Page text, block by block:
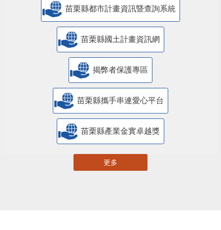
苗栗縣都市計畫資訊暨查詢系統
苗栗縣國土計畫資訊網
揭弊者保護專區
苗栗縣攜手串連愛心平台
苗栗縣產業金實卓越獎
更多